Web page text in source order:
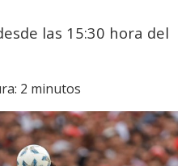
las 15:30 hora del
2 minutos